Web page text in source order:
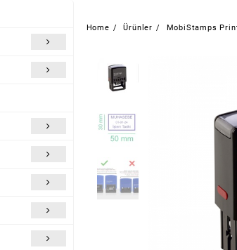
Home Ürünler MobiStamps